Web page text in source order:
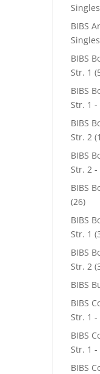
BIBS
BIBS
Str. 1
BIBS
Str. 1
BIBS
Str. 2
BIBS
Str. 2
BIBS
(26)
BIBS
Str. 1
BIBS
Str. 2
BIBS
BIBS
Str. 1 -
BIBS
Str. 1
BIBS